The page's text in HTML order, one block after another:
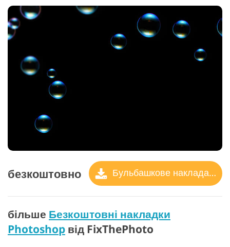
безкоштовно Бульбашкове накладання
більше Безкоштовні накладки
Photoshop від FixThePhoto